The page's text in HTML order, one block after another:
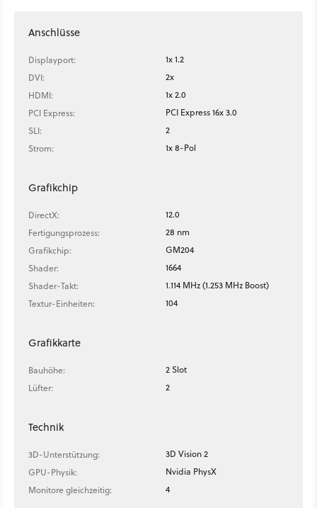
Anschlüsse
Displayport:
1x 1.2
DVI:
2x
HDMI:
1x 2.0
PCI Express:
PCI Express 16x 3.0
SLI:
2
Strom:
1x 8-Pol
Grafikchip
DirectX:
12.0
Fertigungsprozess:
28 nm
Grafikchip:
GM204
Shader:
1664
Shader-Takt:
1.114 MHz (1.253 MHz Boost)
Textur-Einheiten:
104
Grafikkarte
Bauhöhe:
2 Slot
Lüfter:
2
Technik
3D-Unterstützung:
3D Vision 2
GPU-Physik:
Nvidia PhysX
Monitore gleichzeitig:
4